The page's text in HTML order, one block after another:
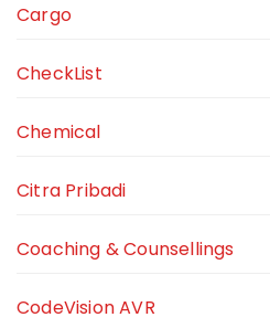
Cargo
CheckList
Chemical
Citra Pribadi
Coaching & Counsellings
CodeVision AVR